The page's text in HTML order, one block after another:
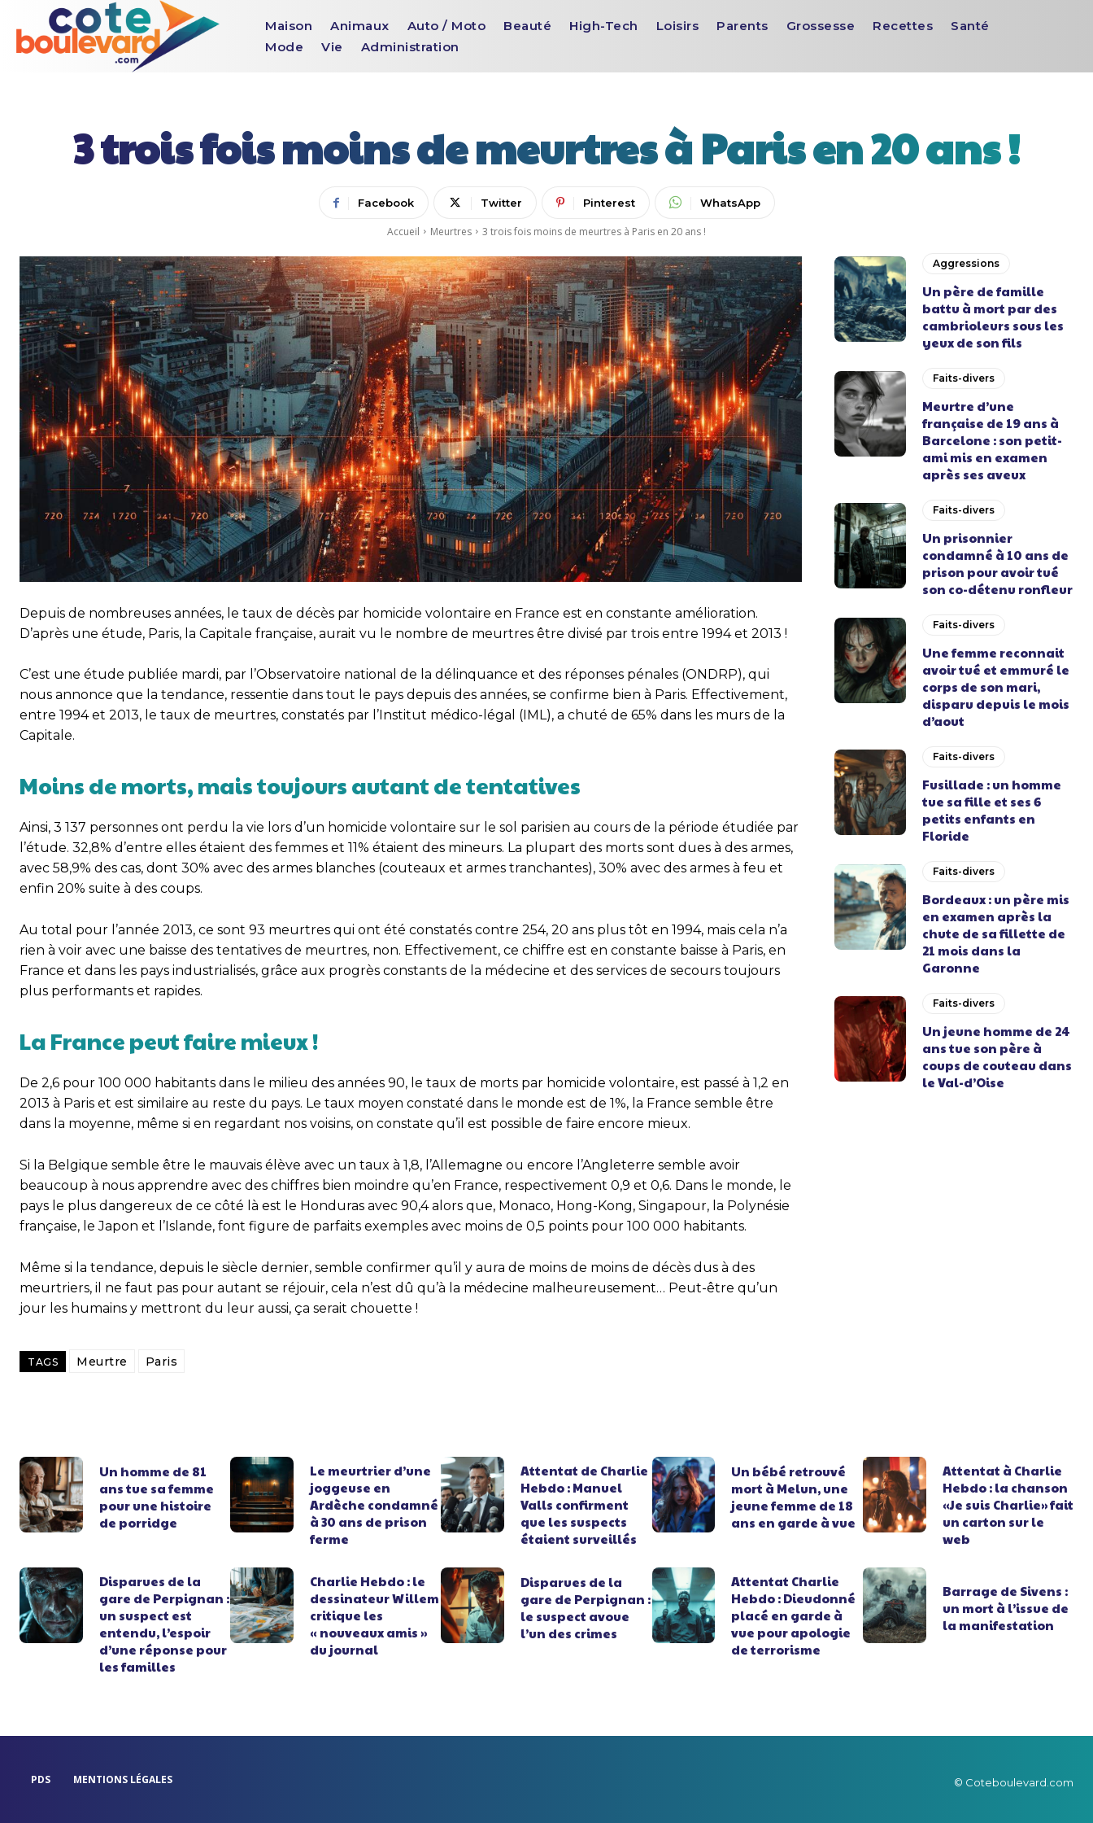
Maison Animaux Auto / Moto Beauté High-Tech Loisirs Parents Grossesse Recettes
Santé
Mode
Vie Administration
3 trois fois moins de meurtres à Paris en 20 ans !
Facebook Twitter Pinterest WhatsApp
Accueil Meurtres 3 trois fois moins de meurtres à Paris en 20 ans !
Depuis de nombreuses années, le taux de décès par homicide volontaire en France est en constante amélioration.
D’après une étude, Paris, la Capitale française, aurait vu le nombre de meurtres être divisé par trois entre 1994 et 2013 !
C’est une étude publiée mardi, par l’Observatoire national de la délinquance et des réponses pénales (ONDRP), qui
nous annonce que la tendance, ressentie dans tout le pays depuis des années, se confirme bien à Paris. Effectivement,
entre 1994 et 2013, le taux de meurtres, constatés par l’Institut médico-légal (IML), a chuté de 65% dans les murs de la
Capitale.
Moins de morts, mais toujours autant de tentatives
Ainsi, 3 137 personnes ont perdu la vie lors d’un homicide volontaire sur le sol parisien au cours de la période étudiée par
l’étude. 32,8% d’entre elles étaient des femmes et 11% étaient des mineurs. La plupart des morts sont dues à des armes,
avec 58,9% des cas, dont 30% avec des armes blanches (couteaux et armes tranchantes), 30% avec des armes à feu et
enfin 20% suite à des coups.
Au total pour l’année 2013, ce sont 93 meurtres qui ont été constatés contre 254, 20 ans plus tôt en 1994, mais cela n’a
rien à voir avec une baisse des tentatives de meurtres, non. Effectivement, ce chiffre est en constante baisse à Paris, en
France et dans les pays industrialisés, grâce aux progrès constants de la médecine et des services de secours toujours
plus performants et rapides.
La France peut faire mieux !
De 2,6 pour 100 000 habitants dans le milieu des années 90, le taux de morts par homicide volontaire, est passé à 1,2 en
2013 à Paris et est similaire au reste du pays. Le taux moyen constaté dans le monde est de 1%, la France semble être
dans la moyenne, même si en regardant nos voisins, on constate qu’il est possible de faire encore mieux.
Si la Belgique semble être le mauvais élève avec un taux à 1,8, l’Allemagne ou encore l’Angleterre semble avoir
beaucoup à nous apprendre avec des chiffres bien moindre qu’en France, respectivement 0,9 et 0,6. Dans le monde, le
pays le plus dangereux de ce côté là est le Honduras avec 90,4 alors que, Monaco, Hong-Kong, Singapour, la Polynésie
française, le Japon et l’Islande, font figure de parfaits exemples avec moins de 0,5 points pour 100 000 habitants.
Même si la tendance, depuis le siècle dernier, semble confirmer qu’il y aura de moins de moins de décès dus à des
meurtriers, il ne faut pas pour autant se réjouir, cela n’est dû qu’à la médecine malheureusement… Peut-être qu’un
jour les humains y mettront du leur aussi, ça serait chouette !
TAGS Meurtre Paris
Aggressions
Un père de famille
battu à mort par des
cambrioleurs sous les
yeux de son fils
Faits-divers
Meurtre d’une
française de 19 ans à
Barcelone : son petit-
ami mis en examen
après ses aveux
Faits-divers
Un prisonnier
condamné à 10 ans de
prison pour avoir tué
son co-détenu ronfleur
Faits-divers
Une femme reconnait
avoir tué et emmuré le
corps de son mari,
disparu depuis le mois
d’aout
Faits-divers
Fusillade : un homme
tue sa fille et ses 6
petits enfants en
Floride
Faits-divers
Bordeaux : un père mis
en examen après la
chute de sa fillette de
21 mois dans la
Garonne
Faits-divers
Un jeune homme de 24
ans tue son père à
coups de couteau dans
le Val-d’Oise
Un homme de 81
ans tue sa femme
pour une histoire
de porridge
Le meurtrier d’une
joggeuse en
Ardèche condamné
à 30 ans de prison
ferme
Attentat de Charlie
Hebdo : Manuel
Valls confirment
que les suspects
étaient surveillés
Un bébé retrouvé
mort à Melun, une
jeune femme de 18
ans en garde à vue
Attentat à Charlie
Hebdo : la chanson
«Je suis Charlie» fait
un carton sur le
web
Disparues de la
gare de Perpignan :
un suspect est
entendu, l’espoir
d’une réponse pour
les familles
Charlie Hebdo : le
dessinateur Willem
critique les
« nouveaux amis »
du journal
Disparues de la
gare de Perpignan :
le suspect avoue
l’un des crimes
Attentat Charlie
Hebdo : Dieudonné
placé en garde à
vue pour apologie
de terrorisme
Barrage de Sivens :
un mort à l’issue de
la manifestation
PDS MENTIONS LÉGALES © Coteboulevard.com